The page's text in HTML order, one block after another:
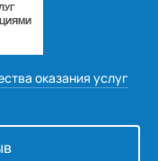
оказания услуг